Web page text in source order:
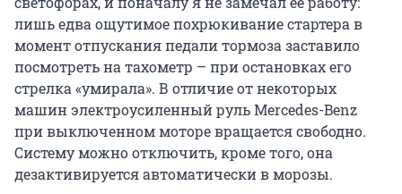
лишь едва ощутимое похрюкивание стартера в
момент отпускания педали тормоза заставило
посмотреть на тахометр – при остановках его
стрелка «умирала». В отличие от некоторых
машин электроусиленный руль Mercedes-Benz
при выключенном моторе вращается свободно.
Систему можно отключить, кроме того, она
дезактивируется автоматически в морозы.